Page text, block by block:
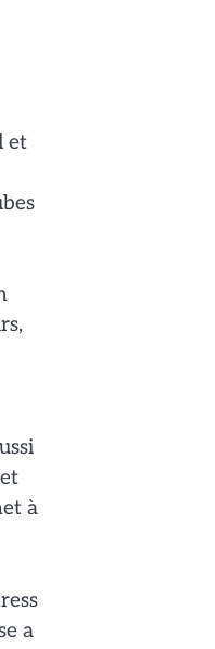
et
à
a